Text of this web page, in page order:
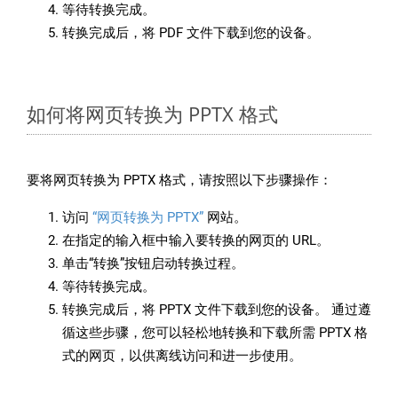
等待转换完成。
转换完成后，将 PDF 文件下载到您的设备。
如何将网页转换为 PPTX 格式
要将网页转换为 PPTX 格式，请按照以下步骤操作：
访问 “网页转换为 PPTX” 网站。
在指定的输入框中输入要转换的网页的 URL。
单击“转换”按钮启动转换过程。
等待转换完成。
转换完成后，将 PPTX 文件下载到您的设备。 通过遵
循这些步骤，您可以轻松地转换和下载所需 PPTX 格
式的网页，以供离线访问和进一步使用。